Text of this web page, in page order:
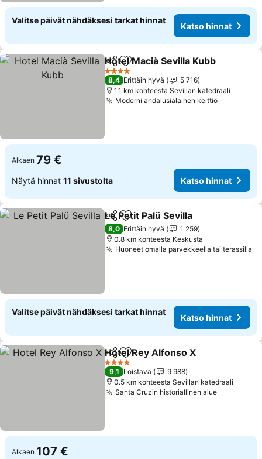
Valitse päivät nähdäksesi tarkat hinnat
Katso hinnat
Jaa Lisää suosikkeihin
Hotel Macià Sevilla Kubb
4 Tähtiluokitus
8,4 Erittäin hyvä
5 716
1.1 km kohteesta Sevillan katedraali
Moderni andalusialainen keittiöKatso
Alkaen 79 €
Näytä hinnat 11 sivustolta Katso hinnat
Jaa Lisää suosikkeihin
Le Petit Palü Sevilla
8,0 Erittäin hyvä
1 259
0.8 km kohteesta Keskusta
Huoneet omalla parvekkeella tai terassilla
Valitse päivät nähdäksesi tarkat hinnat
Katso hinnat
Jaa Lisää suosikkeihin
Hotel Rey Alfonso X
4 Tähtiluokitus
9,1 Loistava
9 988
0.5 km kohteesta Sevillan katedraali
Santa Cruzin historiallinen alueKatso
Alkaen 107 €